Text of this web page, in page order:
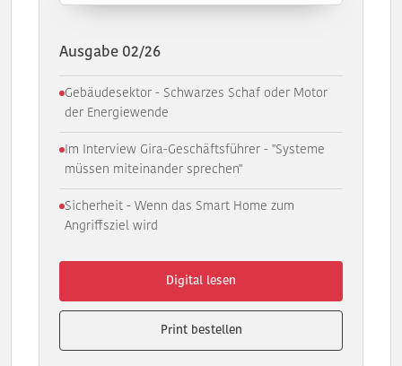
Ausgabe 02/26
Gebäudesektor - Schwarzes Schaf oder Motor
der Energiewende
Im Interview Gira-Geschäftsführer - "Systeme
müssen miteinander sprechen"
Sicherheit - Wenn das Smart Home zum
Angriffsziel wird
Digital lesen
Print bestellen